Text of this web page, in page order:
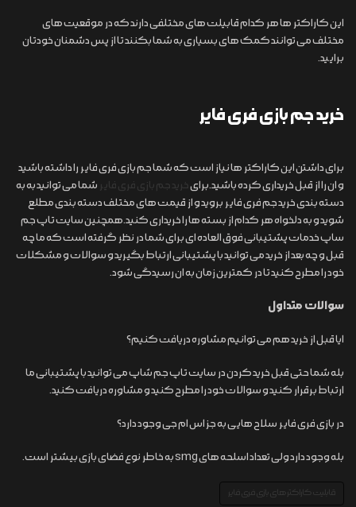
این کاراکتر ها هر کدام قابیلت های مختلفی دارند که در موقعیت های
مختلف می توانند کمک های بسیاری به شما بکنند تا از پس دشمنان خودتان
برایید.
خرید جم بازی فری فایر
برای داشتن این کاراکتر ها نیاز است که شما جم بازی فری فایر را داشته باشید
و ان را از قبل خریداری کرده باشید.برایخرید جم بازی فری فایر شما می توانید به به
دسته بندی خرید جم فری فایر بروید و از قیمت های مختلف دسته بندی مطلع
شوید و به دلخواه هر کدام از بسته ها را خریداری کنید.همچنین سایت تاپ جم
ساپ خدمات پشتیبانی فوق العاده ای برای شما در نظر گرفته است که ما چه
قبل و چه بعد از خرید می توانید با پشتیبانی ارتباط بگیرید و سوالات و مشکلات
خود را مطرح کنید تا در کمترین زمان به ان رسیدگی شود.
سوالات متداول
ایا قبل از خرید هم می توانیم مشاوره دریافت کنیم؟
بله شما حتی قبل خرید کردن در سایت تاپ جم شاپ می توانید با پشتیبانی ما
ارتباط برقرار کنید و سوالات خود را مطرح کنید و مشاوره دریافت کنید.
در بازی فری فایر سلاح هایی به جز اس ام جی وجود دارد؟
بله وجود دارد ولی تعداد اسلحه های smg به خاطر نوع فضای بازی بیشتر است.
قابلیت کاراکتر های بازی فری فایر